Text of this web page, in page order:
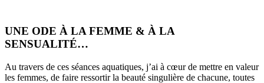
UNE ODE À LA FEMME & À LA
SENSUALITÉ…
Au travers de ces séances aquatiques, j’ai à cœur de mettre en valeur
les femmes, de faire ressortir la beauté singulière de chacune, toutes